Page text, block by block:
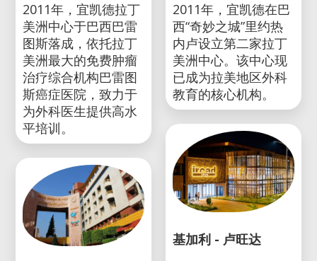
2011年，宜凯德拉丁
美洲中心于巴西巴雷
图斯落成，依托拉丁
美洲最大的免费肿瘤
治疗综合机构巴雷图
斯癌症医院，致力于
为外科医生提供高水
平培训。
2011年，宜凯德在巴
西“奇妙之城”里约热
内卢设立第二家拉丁
美洲中心。该中心现
已成为拉美地区外科
教育的核心机构。
基加利 - 卢旺达